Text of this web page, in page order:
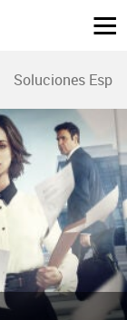
Soluciones